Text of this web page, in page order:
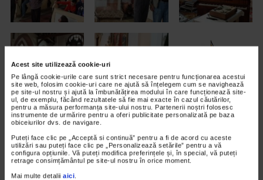
Acest site utilizează cookie-uri
Pe lângă cookie-urile care sunt strict necesare pentru funcționarea acestui
site web, folosim cookie-uri care ne ajută să înțelegem cum se navighează
pe site-ul nostru și ajută la îmbunătățirea modului în care funcționează site-
ul, de exemplu, făcând rezultatele să fie mai exacte în cazul căutărilor,
pentru a măsura performanța site-ului nostru. Partenerii noștri folosesc
instrumente de urmărire pentru a oferi publicitate personalizată pe baza
obiceiurilor dvs. de navigare.
Puteți face clic pe „Acceptă si continuă” pentru a fi de acord cu aceste
utilizări sau puteți face clic pe „Personalizează setările” pentru a vă
configura opțiunile. Vă puteți modifica preferințele și, în special, vă puteți
retrage consimțământul pe site-ul nostru în orice moment.
Mai multe detalii aici
ARTICOLE ASEMANATOARE
VIDEO